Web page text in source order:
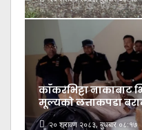
काँकरभिट्टा नाकाबाट
मूल्यकाे लत्ताकपडा
२० श्रावण २०८३, बुधबार ०८:१७